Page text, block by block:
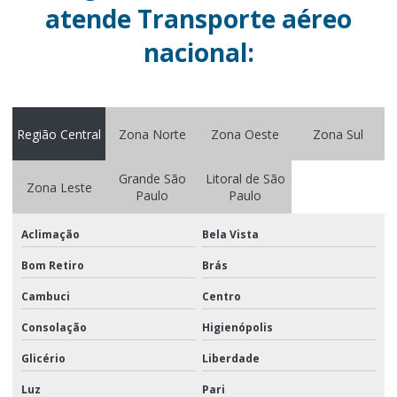
Logistica de brindes
Logistica de brindes e materiais promocionais
Logística de campanhas publicitárias
Logistica para eventos
Logistica para eventos corporativos
Logística integrada em sp
atende Transporte aéreo
nacional:
Região Central Zona Norte Zona Oeste Zona Sul
Zona Leste
Grande São
Paulo
Litoral de São
Paulo
Aclimação Bela Vista
Bom Retiro Brás
Cambuci Centro
Consolação Higienópolis
Glicério Liberdade
Luz Pari